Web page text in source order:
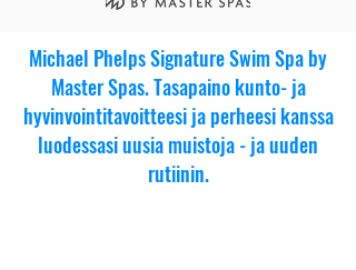
Michael Phelps Signature Swim Spa by
Master Spas. Tasapaino kunto- ja
hyvinvointitavoitteesi ja perheesi kanssa
luodessasi uusia muistoja - ja uuden
rutiinin.